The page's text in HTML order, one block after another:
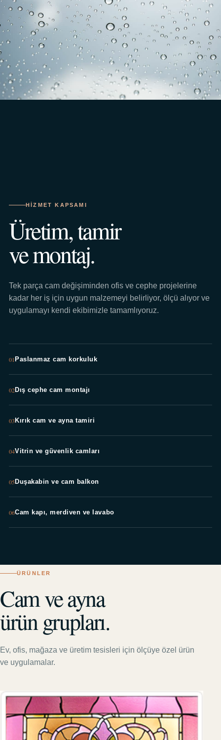
HIZMET KAPSAMI
Üretim, tamir
ve montaj.
Tek parça cam değişiminden ofis ve cephe projelerine
kadar her iş için uygun malzemeyi belirliyor, ölçü alıyor ve
uygulamayı kendi ekibimizle tamamlıyoruz.
01Paslanmaz cam korkuluk
02Dış cephe cam montajı
03Kırık cam ve ayna tamiri
04Vitrin ve güvenlik camları
05Duşakabin ve cam balkon
06Cam kapı, merdiven ve lavabo
ÜRÜNLER
Cam ve ayna
ürün grupları.
Ev, ofis, mağaza ve üretim tesisleri için ölçüye özel ürün
ve uygulamalar.